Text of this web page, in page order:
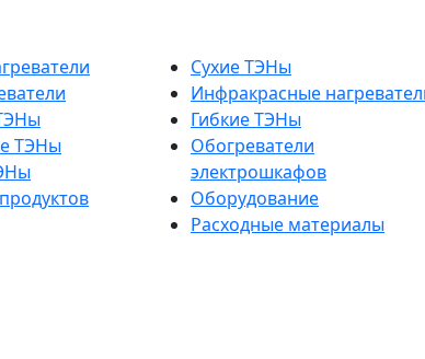
ТЭНы
Сухие ТЭНы
Инфракрасные
Гибкие ТЭНы
Обогреватели
электрошкафов
Оборудование
Расходные материалы